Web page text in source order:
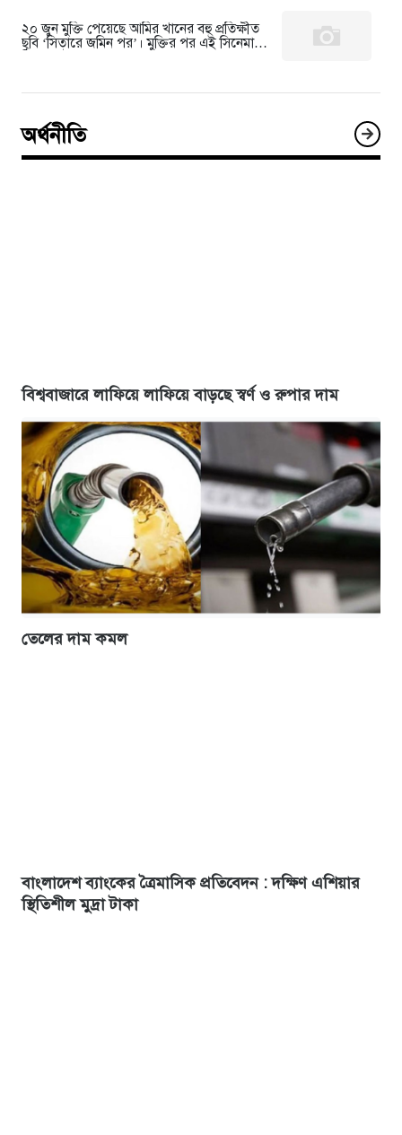
২০ জুন মুক্তি পেয়েছে আমির খানের বহু প্রতিক্ষীত
ছবি ‘সিতারে জমিন পর’। মুক্তির পর এই সিনেমাটি
অর্থনীতি
বিশ্ববাজারে লাফিয়ে লাফিয়ে বাড়ছে স্বর্ণ ও রুপার দাম
তেলের দাম কমল
বাংলাদেশ ব্যাংকের ত্রৈমাসিক প্রতিবেদন : দক্ষিণ এশিয়ার
স্থিতিশীল মুদ্রা টাকা